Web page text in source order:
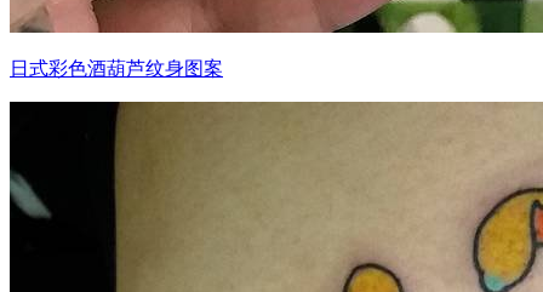
日式彩色酒葫芦纹身图案